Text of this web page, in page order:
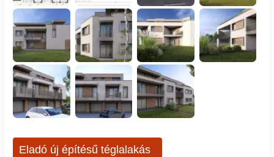
Eladó új építésű téglalakás